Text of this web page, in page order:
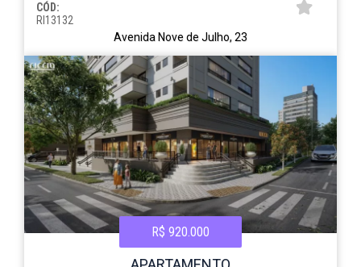
CÓD:
RI13132
Avenida Nove de Julho, 23
R$ 920.000